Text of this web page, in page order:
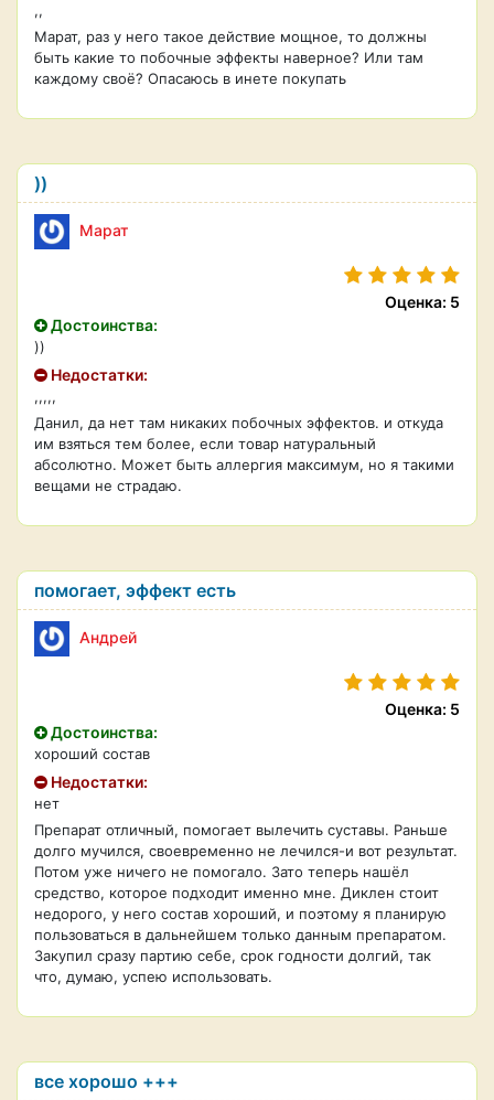
,,
Марат, раз у него такое действие мощное, то должны
быть какие то побочные эффекты наверное? Или там
каждому своё? Опасаюсь в инете покупать
))
Марат
Оценка: 5
Достоинства:
))
Недостатки:
,,,,,
Данил, да нет там никаких побочных эффектов. и откуда
им взяться тем более, если товар натуральный
абсолютно. Может быть аллергия максимум, но я такими
вещами не страдаю.
помогает, эффект есть
Андрей
Оценка: 5
Достоинства:
хороший состав
Недостатки:
нет
Препарат отличный, помогает вылечить суставы. Раньше
долго мучился, своевременно не лечился-и вот результат.
Потом уже ничего не помогало. Зато теперь нашёл
средство, которое подходит именно мне. Диклен стоит
недорого, у него состав хороший, и поэтому я планирую
пользоваться в дальнейшем только данным препаратом.
Закупил сразу партию себе, срок годности долгий, так
что, думаю, успею использовать.
все хорошо +++